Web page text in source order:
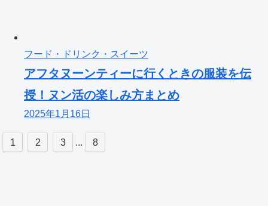
フード・ドリンク・スイーツ
アフタヌーンティーに行くときの服装を伝
授！ヌン活の楽しみ方まとめ
2025年1月16日
1 2 3 ... 8